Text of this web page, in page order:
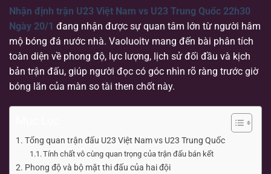
Nhận định trận U23 Việt Nam vs U23 Trung Quốc 22h30
Ngày 20/1 đang nhận được sự quan tâm lớn từ người hâm
mộ bóng đá nước nhà. Vaoluoitv mang đến bài phân tích
toàn diện về phong độ, lực lượng, lịch sử đối đầu và kịch
bản trận đấu, giúp người đọc có góc nhìn rõ ràng trước giờ
bóng lăn của màn so tài then chốt này.
Tổng quan trận đấu U23 Việt Nam vs U23 Trung Quốc
Tính chất vô cùng quan trọng của trận đấu bán kết
Phong độ và bộ mặt thi đấu của hai đội